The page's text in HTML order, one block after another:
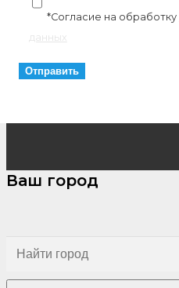
*Согласие на обработку
данных
Ваш город